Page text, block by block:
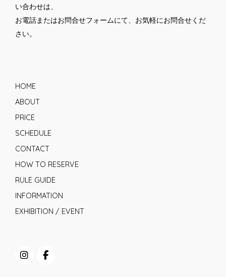
い合わせは、
お電話またはお問合せフォームにて、お気軽にお問合せくだ
さい。
HOME
ABOUT
PRICE
SCHEDULE
CONTACT
HOW TO RESERVE
RULE GUIDE
INFORMATION
EXHIBITION / EVENT